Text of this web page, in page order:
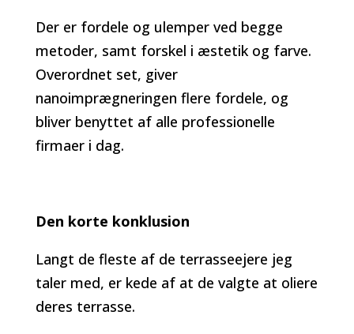
Der er fordele og ulemper ved begge
metoder, samt forskel i æstetik og farve.
Overordnet set, giver
nanoimprægneringen flere fordele, og
bliver benyttet af alle professionelle
firmaer i dag.
Den korte konklusion
Langt de fleste af de terrasseejere jeg
taler med, er kede af at de valgte at oliere
deres terrasse.